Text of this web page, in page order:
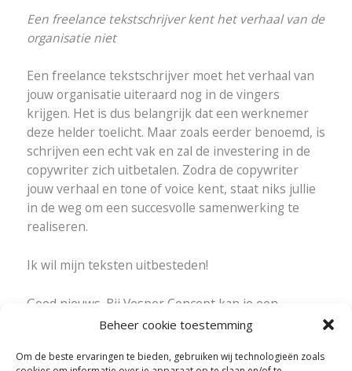
Beheer cookie toestemming
Om de beste ervaringen te bieden, gebruiken wij technologieën zoals
Een freelance tekstschrijver kent het verhaal van de
organisatie niet
Een freelance tekstschrijver moet het verhaal van
jouw organisatie uiteraard nog in de vingers
krijgen. Het is dus belangrijk dat een werknemer
deze helder toelicht. Maar zoals eerder benoemd, is
schrijven een echt vak en zal de investering in de
copywriter zich uitbetalen. Zodra de copywriter
jouw verhaal en tone of voice kent, staat niks jullie
in de weg om een succesvolle samenwerking te
realiseren.
Ik wil mijn teksten uitbesteden!
Goed nieuws. Bij Vesper Concept kan je een
maandabonnementafsluiten dat helemaal past bij
Liever een eenmalige opdracht? Neemcontactop